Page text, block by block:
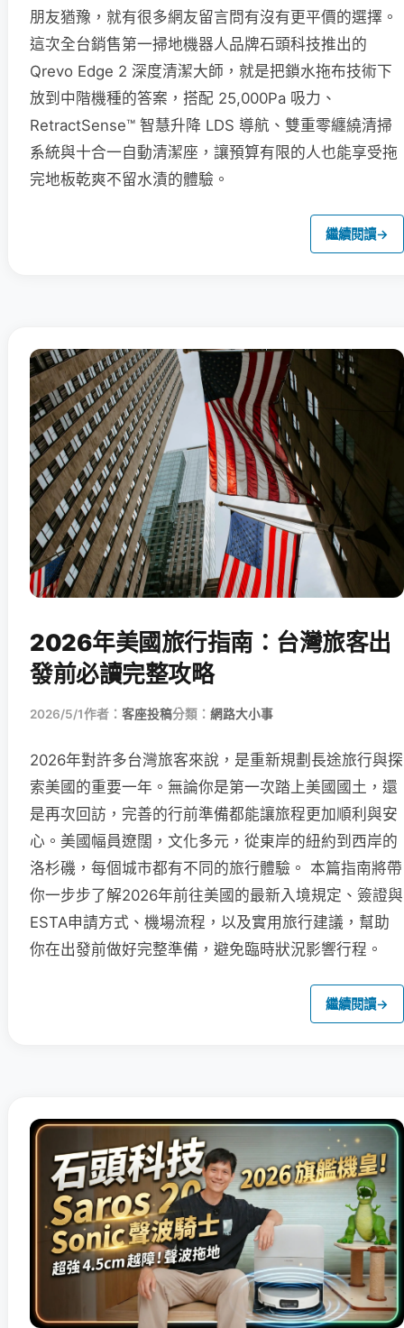
朋友猶豫，就有很多網友留言問有沒有更平價的選擇。
這次全台銷售第一掃地機器人品牌石頭科技推出的
Qrevo Edge 2 深度清潔大師，就是把鎖水拖布技術下
放到中階機種的答案，搭配 25,000Pa 吸力、
RetractSense™ 智慧升降 LDS 導航、雙重零纏繞清掃
系統與十合一自動清潔座，讓預算有限的人也能享受拖
完地板乾爽不留水漬的體驗。
繼續閱讀→
2026年美國旅行指南：台灣旅客出
發前必讀完整攻略
2026/5/1作者： 客座投稿分類： 網路大小事
2026年對許多台灣旅客來說，是重新規劃長途旅行與探
索美國的重要一年。無論你是第一次踏上美國國土，還
是再次回訪，完善的行前準備都能讓旅程更加順利與安
心。美國幅員遼闊，文化多元，從東岸的紐約到西岸的
洛杉磯，每個城市都有不同的旅行體驗。 本篇指南將帶
你一步步了解2026年前往美國的最新入境規定、簽證與
ESTA申請方式、機場流程，以及實用旅行建議，幫助
你在出發前做好完整準備，避免臨時狀況影響行程。
繼續閱讀→